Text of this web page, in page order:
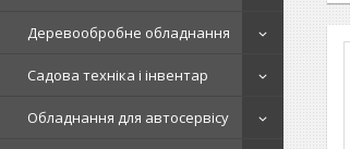
Деревообробне обладнання
Садова техніка і інвентар
Обладнання для автосервісу